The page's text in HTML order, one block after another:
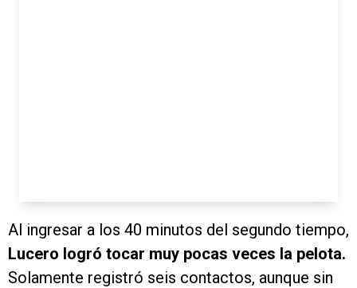
Al ingresar a los 40 minutos del segundo tiempo,
Lucero logró tocar muy pocas veces la pelota.
Solamente registró seis contactos, aunque sin